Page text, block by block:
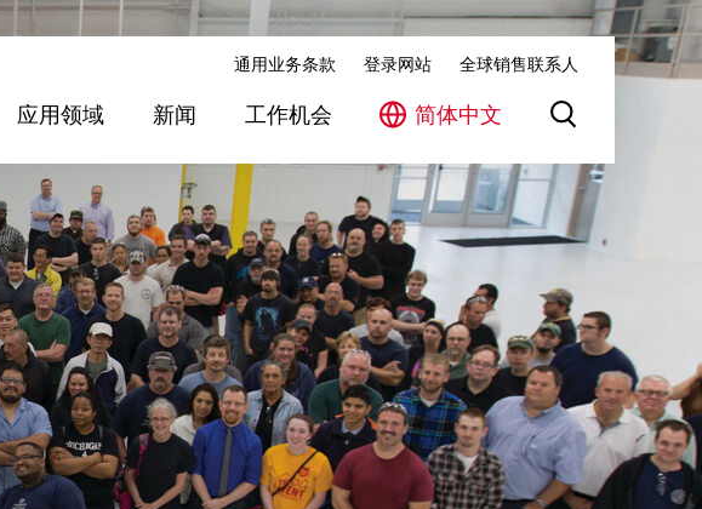
通用业务条款 登录网站 全球销售联系人
应用领域 新闻 工作机会 简体中文